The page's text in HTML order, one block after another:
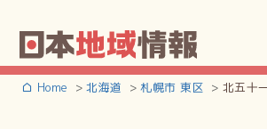
Home 北海道 札幌市 東区 北五十